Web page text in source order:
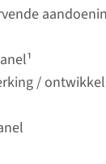
/
syndroom
/ Gerichte